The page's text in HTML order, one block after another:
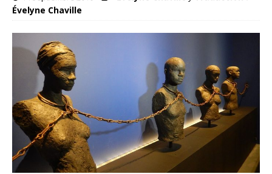
Évelyne Chaville